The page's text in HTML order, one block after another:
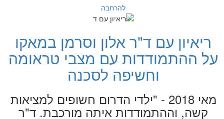
להרחבה
ריאיון עם ד"ר אלון וסרמן במאקו
על ההתמודדות עם מצבי טראומה
וחשיפה לסכנה
מאי 2018 - "ילדי הדרום חשופים למציאות
קשה, וההתמודדות איתה מורכבת. ד"ר